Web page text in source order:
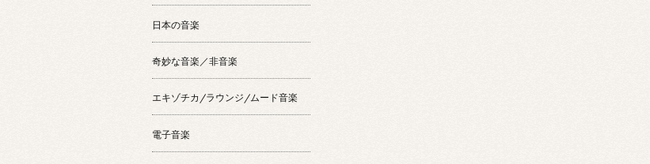
日本の音楽
奇妙な音楽／非音楽
エキゾチカ/ラウンジ/ムード音楽
電子音楽